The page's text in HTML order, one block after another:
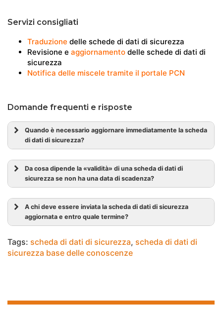
Servizi consigliati
Traduzione delle schede di dati di sicurezza
Revisione e aggiornamento delle schede di dati di
sicurezza
Notifica delle miscele tramite il portale PCN
Domande frequenti e risposte
Quando è necessario aggiornare immediatamente la scheda
di dati di sicurezza?
Da cosa dipende la «validità» di una scheda di dati di
sicurezza se non ha una data di scadenza?
A chi deve essere inviata la scheda di dati di sicurezza
aggiornata e entro quale termine?
Tags: scheda di dati di sicurezza, scheda di dati di
sicurezza base delle conoscenze